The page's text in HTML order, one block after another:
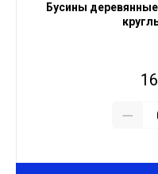
Бусины